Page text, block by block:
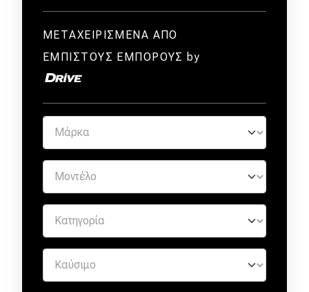
ΜΕΤΑΧΕΙΡΙΣΜΕΝΑ ΑΠΟ
ΕΜΠΙΣΤΟΥΣ ΕΜΠΟΡΟΥΣ by